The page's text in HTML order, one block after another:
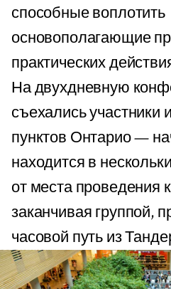
способные воплотить
основополагающие
практических
На двухдневную
съехались участники
пунктов Онтарио —
находится в
от места проведения
заканчивая группой,
часовой путь из